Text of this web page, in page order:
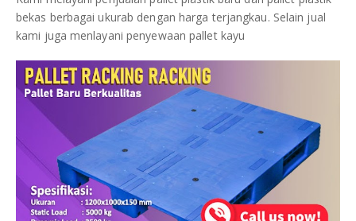
bekas berbagai ukurab dengan harga terjangkau. Selain jual
kami juga menlayani penyewaan pallet kayu